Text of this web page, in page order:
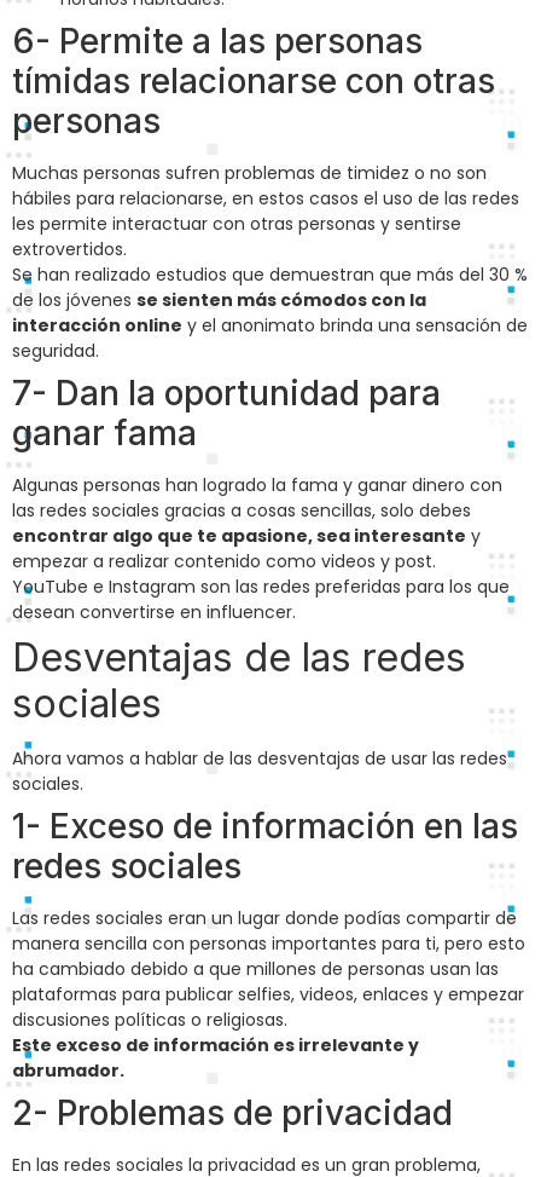
6- Permite a las personas
tímidas relacionarse con otras
personas
Muchas personas sufren problemas de timidez o no son
hábiles para relacionarse, en estos casos el uso de las redes
les permite interactuar con otras personas y sentirse
extrovertidos.
Se han realizado estudios que demuestran que más del 30 %
de los jóvenes se sienten más cómodos con la
interacción online y el anonimato brinda una sensación de
seguridad.
7- Dan la oportunidad para
ganar fama
Algunas personas han logrado la fama y ganar dinero con
las redes sociales gracias a cosas sencillas, solo debes
encontrar algo que te apasione, sea interesante y
empezar a realizar contenido como videos y post.
YouTube e Instagram son las redes preferidas para los que
desean convertirse en influencer.
Desventajas de las redes
sociales
Ahora vamos a hablar de las desventajas de usar las redes
sociales.
1- Exceso de información en las
redes sociales
Las redes sociales eran un lugar donde podías compartir de
manera sencilla con personas importantes para ti, pero esto
ha cambiado debido a que millones de personas usan las
plataformas para publicar selfies, videos, enlaces y empezar
discusiones políticas o religiosas.
Este exceso de información es irrelevante y
abrumador.
2- Problemas de privacidad
En las redes sociales la privacidad es un gran problema,